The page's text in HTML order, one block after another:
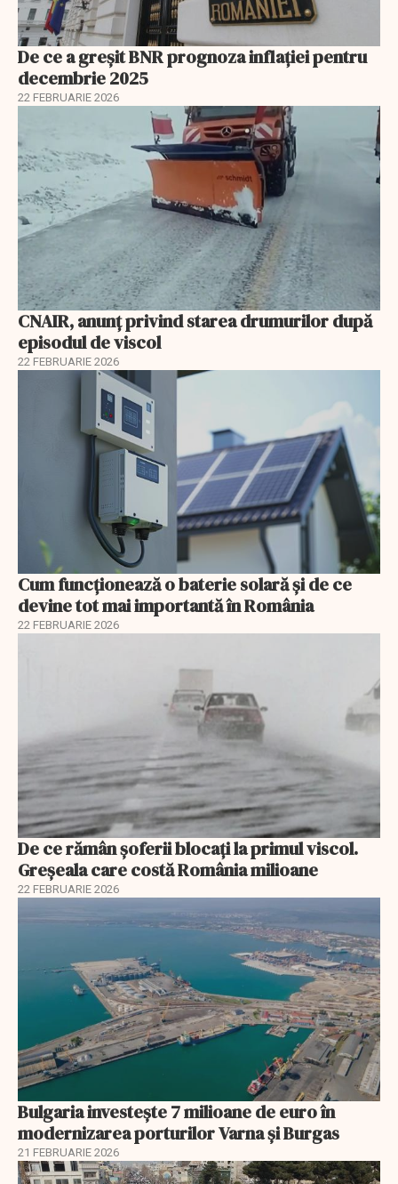
De ce a greșit BNR prognoza inflației pentru
decembrie 2025
22 FEBRUARIE 2026
CNAIR, anunț privind starea drumurilor după
episodul de viscol
22 FEBRUARIE 2026
Cum funcționează o baterie solară și de ce
devine tot mai importantă în România
22 FEBRUARIE 2026
De ce rămân șoferii blocați la primul viscol.
Greșeala care costă România milioane
22 FEBRUARIE 2026
Bulgaria investește 7 milioane de euro în
modernizarea porturilor Varna și Burgas
21 FEBRUARIE 2026